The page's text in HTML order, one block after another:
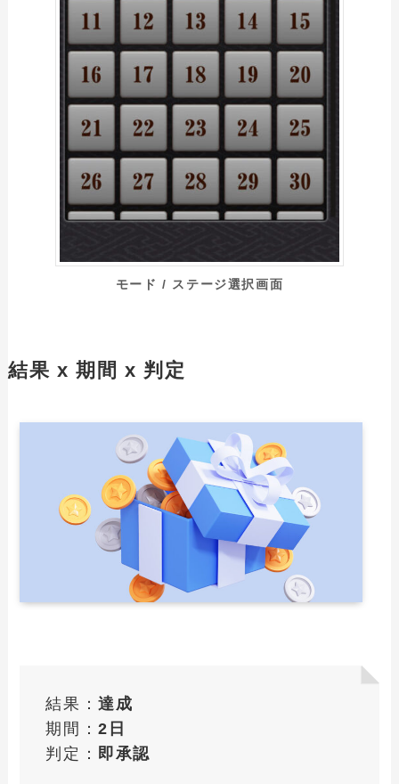
モード / ステージ選択画面
結果 x 期間 x 判定
結果：達成
期間：2日
判定： 即承認